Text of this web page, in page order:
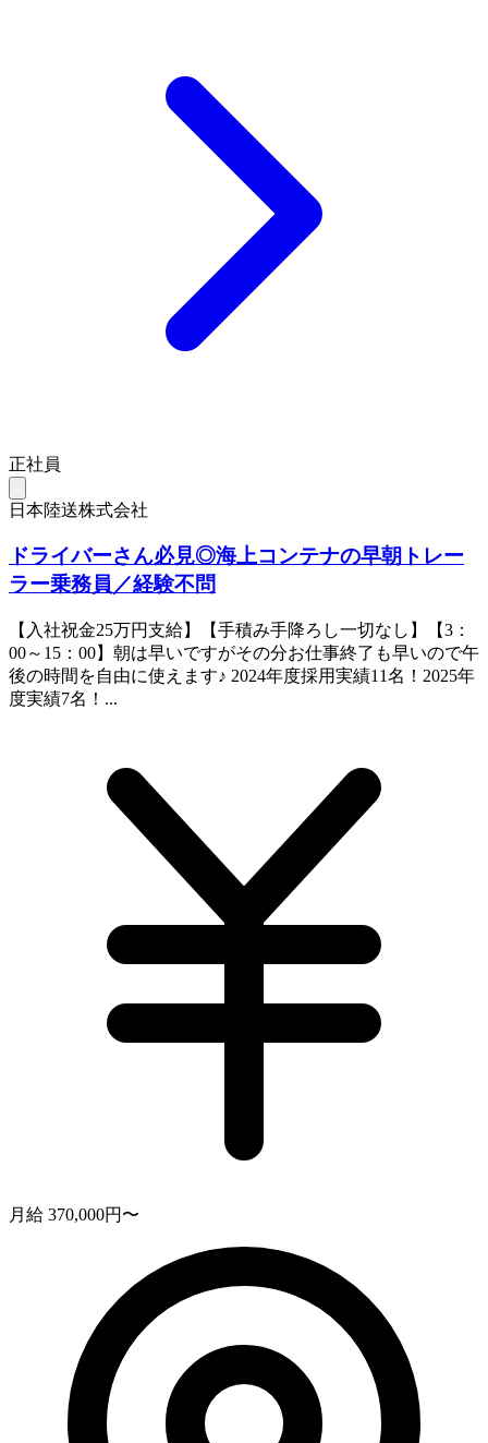
正社員
日本陸送株式会社
ドライバーさん必見◎海上コンテナの早朝トレー
ラー乗務員／経験不問
【入社祝金25万円支給】【手積み手降ろし一切なし】【3：
00～15：00】朝は早いですがその分お仕事終了も早いので午
後の時間を自由に使えます♪ 2024年度採用実績11名！2025年
度実績7名！...
月給 370,000円〜